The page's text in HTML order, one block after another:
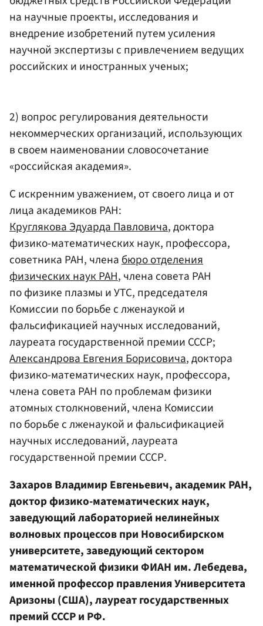
на научные проекты, исследования и
внедрение изобретений путем усиления
научной экспертизы с привлечением ведущих
российских и иностранных ученых;
2) вопрос регулирования деятельности
некоммерческих организаций, использующих
в своем наименовании словосочетание
«российская академия».
С искренним уважением, от своего лица и от
лица академиков РАН:
Круглякова Эдуарда Павловича, доктора
физико-математических наук, профессора,
советника РАН, членабюро отделения
физических наук РАН, члена совета РАН
по физике плазмы и УТС, председателя
Комиссии по борьбе с лженаукой и
фальсификацией научных исследований,
лауреата государственной премии СССР;
Александрова Евгения Борисовича, доктора
физико-математических наук, профессора,
члена совета РАН по проблемам физики
атомных столкновений, члена Комиссии
по борьбе с лженаукой и фальсификацией
научных исследований, лауреата
государственной премии СССР.
Захаров Владимир Евгеньевич, академик РАН,
доктор физико-математических наук,
заведующий лабораторией нелинейных
волновых процессов при Новосибирском
университете, заведующий сектором
математической физики ФИАН им. Лебедева,
именной профессор правления Университета
Аризоны (США), лауреат государственных
премий СССР и РФ.